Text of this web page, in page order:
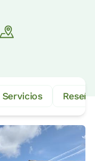
Servicios